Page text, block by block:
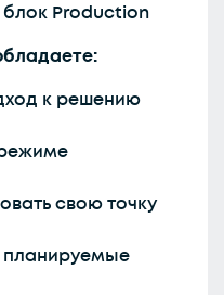
блок Production
к решению
свою точку
планируемые